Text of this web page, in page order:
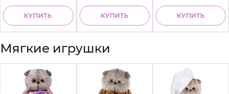
КУПИТЬ КУПИТЬ КУПИТЬ
Мягкие игрушки